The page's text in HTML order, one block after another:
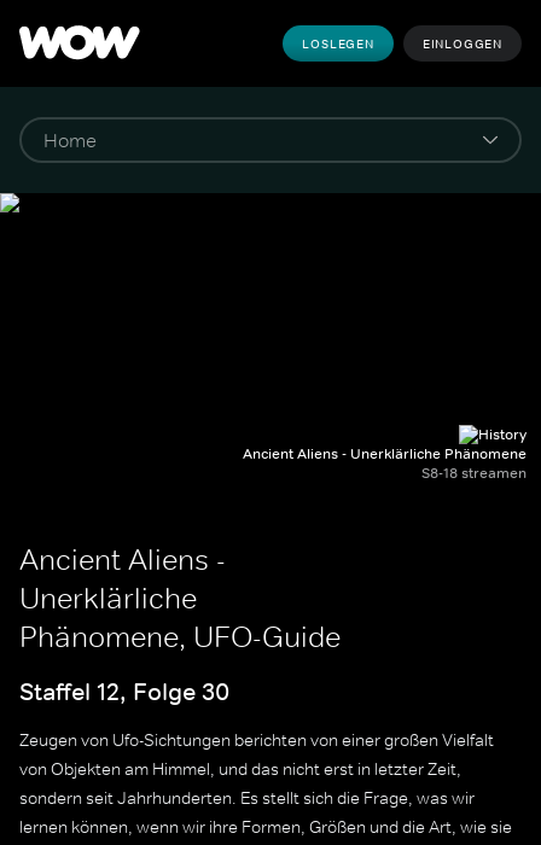
LOSLEGEN EINLOGGEN
Ancient Aliens - Unerklärliche Phänomene
S8-18 streamen
Ancient Aliens -
Unerklärliche
Phänomene, UFO-Guide
Staffel 12, Folge 30
Zeugen von Ufo-Sichtungen berichten von einer großen Vielfalt
von Objekten am Himmel, und das nicht erst in letzter Zeit,
sondern seit Jahrhunderten. Es stellt sich die Frage, was wir
lernen können, wenn wir ihre Formen, Größen und die Art, wie sie